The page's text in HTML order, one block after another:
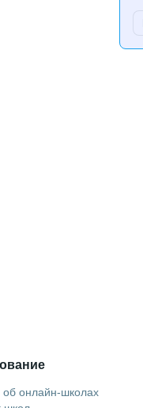
онлайн-школах